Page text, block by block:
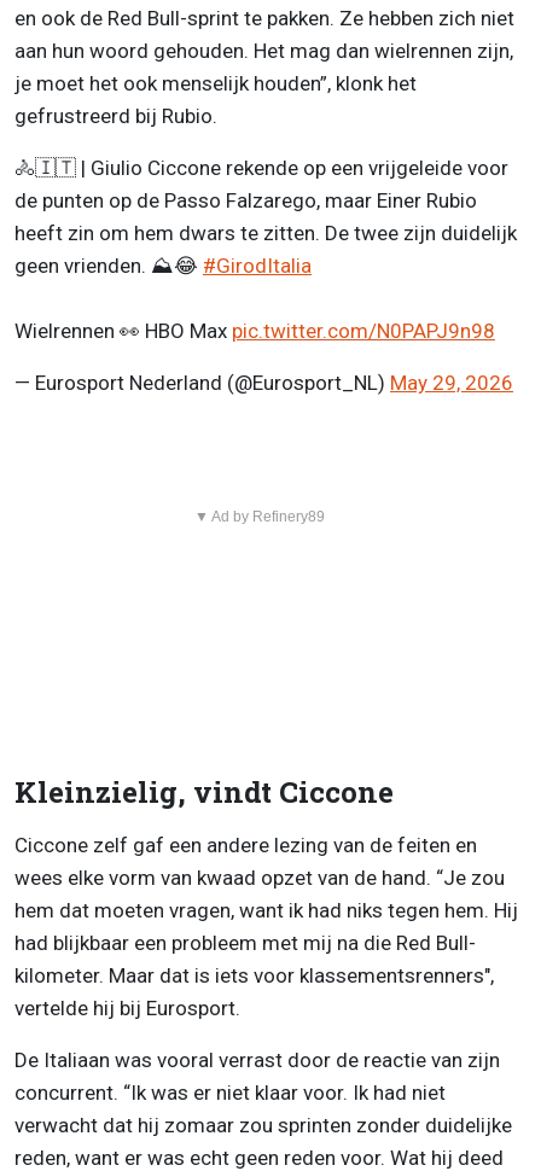
en ook de Red Bull-sprint te pakken. Ze hebben zich niet
aan hun woord gehouden. Het mag dan wielrennen zijn,
je moet het ook menselijk houden”, klonk het
gefrustreerd bij Rubio.
🚴🇮🇹 | Giulio Ciccone rekende op een vrijgeleide voor
de punten op de Passo Falzarego, maar Einer Rubio
heeft zin om hem dwars te zitten. De twee zijn duidelijk
geen vrienden. ⛰️😂 #GirodItalia
Wielrennen 👀 HBO Max pic.twitter.com/N0PAPJ9n98
— Eurosport Nederland (@Eurosport_NL) May 29, 2026
▼ Ad by Refinery89
Kleinzielig, vindt Ciccone
Ciccone zelf gaf een andere lezing van de feiten en
wees elke vorm van kwaad opzet van de hand. “Je zou
hem dat moeten vragen, want ik had niks tegen hem. Hij
had blijkbaar een probleem met mij na die Red Bull-
kilometer. Maar dat is iets voor klassementsrenners",
vertelde hij bij Eurosport.
De Italiaan was vooral verrast door de reactie van zijn
concurrent. “Ik was er niet klaar voor. Ik had niet
verwacht dat hij zomaar zou sprinten zonder duidelijke
reden, want er was echt geen reden voor. Wat hij deed